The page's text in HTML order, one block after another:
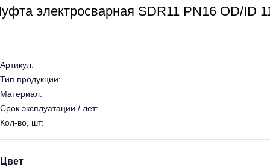
электросварная SDR11 PN16 OD/ID
Артикул:
Тип продукции:
Материал:
Срок эксплуатации / лет:
Кол-во, шт:
Цвет